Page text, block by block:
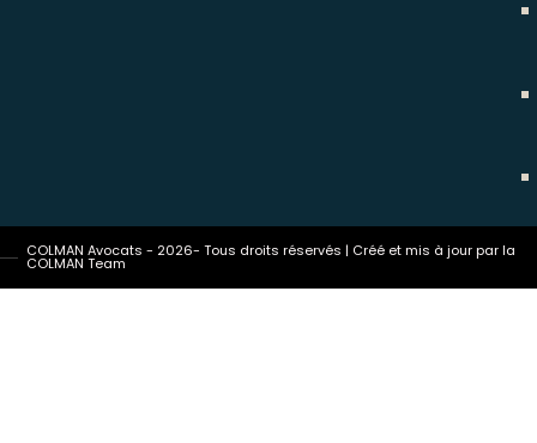
COLMAN Avocats - 2026- Tous droits réservés | Créé et mis à jour par la
COLMAN Team